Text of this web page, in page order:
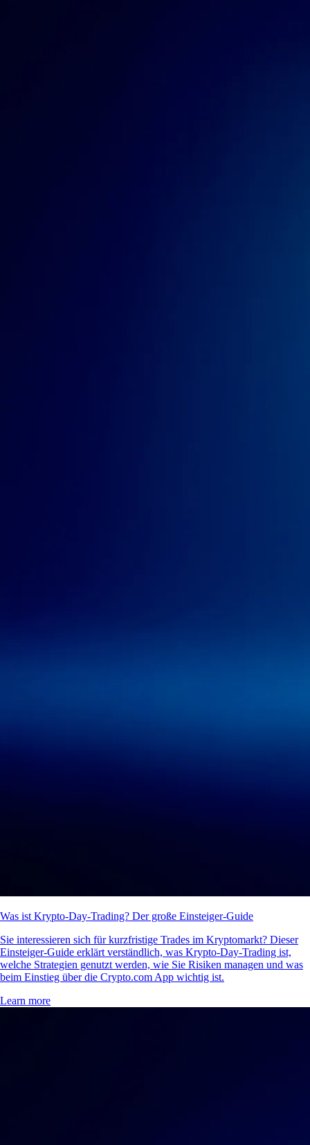
Was ist Krypto-Day-Trading? Der große Einsteiger-Guide
Sie interessieren sich für kurzfristige Trades im Kryptomarkt? Dieser
Einsteiger-Guide erklärt verständlich, was Krypto-Day-Trading ist,
welche Strategien genutzt werden, wie Sie Risiken managen und was
beim Einstieg über die Crypto.com App wichtig ist.
Learn more